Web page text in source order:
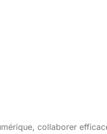
collaborer